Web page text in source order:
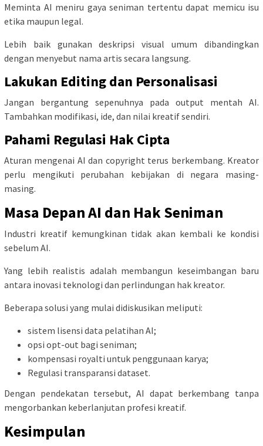
Meminta AI meniru gaya seniman tertentu dapat memicu isu
etika maupun legal.
Lebih baik gunakan deskripsi visual umum dibandingkan
dengan menyebut nama artis secara langsung.
Lakukan Editing dan Personalisasi
Jangan bergantung sepenuhnya pada output mentah AI.
Tambahkan modifikasi, ide, dan nilai kreatif sendiri.
Pahami Regulasi Hak Cipta
Aturan mengenai AI dan copyright terus berkembang. Kreator
perlu mengikuti perubahan kebijakan di negara masing-
masing.
Masa Depan AI dan Hak Seniman
Industri kreatif kemungkinan tidak akan kembali ke kondisi
sebelum AI.
Yang lebih realistis adalah membangun keseimbangan baru
antara inovasi teknologi dan perlindungan hak kreator.
Beberapa solusi yang mulai didiskusikan meliputi:
sistem lisensi data pelatihan AI;
opsi opt-out bagi seniman;
kompensasi royalti untuk penggunaan karya;
Regulasi transparansi dataset.
Dengan pendekatan tersebut, AI dapat berkembang tanpa
mengorbankan keberlanjutan profesi kreatif.
Kesimpulan